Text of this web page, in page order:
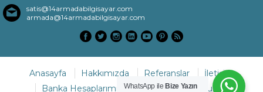
satis@14armadabilgisayar.com
armada@14armadabilgisayar.com
Anasayfa Hakkımızda Referanslar
İletişim
Banka Hesaplarımız
Sıkça Sorulan Sorular
WhatsApp ile Bize Yazın